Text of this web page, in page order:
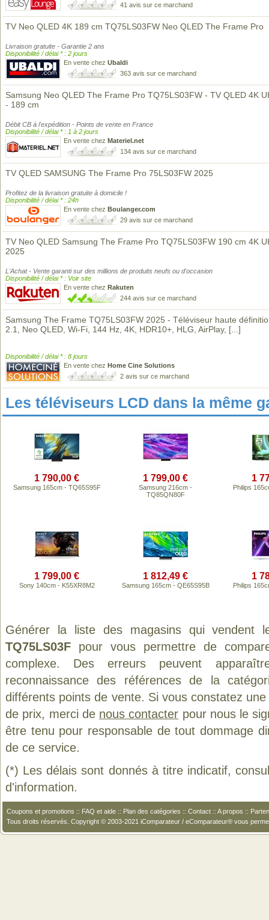
41 avis sur ce marchand
TV Neo QLED 4K 189 cm TQ75LS03FW Neo QLED The Frame Pro
Livraison gratuite - Garantie 2 ans
Disponibilité / délai * : 2 jours
En vente chez Ubaldi
363 avis sur ce marchand
Samsung Neo QLED The Frame Pro TQ75LS03FW - TV QLED 4K
- 189 cm
Débit CB à l'expédition - Points de vente en France
Disponibilité / délai * : 1 à 2 jours
En vente chez Materiel.net
134 avis sur ce marchand
TV QLED SAMSUNG The Frame Pro 75LS03FW 2025
Profitez de la livraison gratuite à domicile !
Disponibilité / délai * : 24h
En vente chez Boulanger.com
29 avis sur ce marchand
TV Neo QLED Samsung The Frame Pro TQ75LS03FW 190 cm 4K
2025
L'Achat - Vente garanti sur des millions de produits neufs ou d'occasion
Disponibilité / délai * : Voir site
En vente chez Rakuten
244 avis sur ce marchand
Samsung The Frame TQ75LS03FW 2025 - Téléviseur haute
2.1, Neo QLED, Wi-Fi, 144 Hz, 4K, HDR10+, HLG, AirPlay, [...]
Disponibilité / délai * : 8 jours
En vente chez Home Cine Solutions
2 avis sur ce marchand
Les téléviseurs LCD dans la même
1 790,00 €
Samsung 165cm - TQ65S95F
1 799,00 €
Samsung 216cm -
TQ85QN80F
1
Philips
1 799,00 €
Sony 140cm - K55XR8M2
1 812,49 €
Samsung 165cm - QE65S95B
1
Philips
Générer la liste des magasins qui vendent
TQ75LS03F pour vous permettre de
complexe. Des erreurs peuvent
reconnaissance des références de la
différents points de vente. Si vous constatez
de prix, merci de nous contacter pour nous le
être tenu pour responsable de tout dommage
de ce service.
(*) Les délais sont donnés à titre indicatif,
d'information.
Coupons et promotions :: FAQ et aide :: Plan des catégories :: Contact :: A propos ::
Tous droits réservés. Copyright © 2003-2021 iComparateur / eComparateur® vous